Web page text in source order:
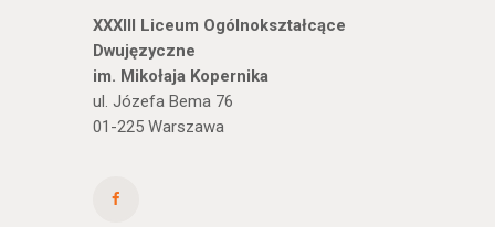
XXXIII Liceum Ogólnokształcące
Dwujęzyczne
im. Mikołaja Kopernika
ul. Józefa Bema 76
01-225 Warszawa